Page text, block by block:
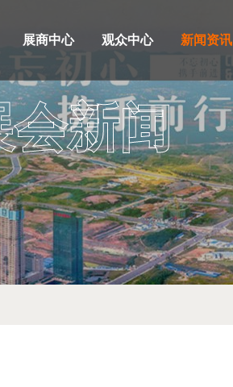
展商中心 观众中心 新闻资讯
会新闻